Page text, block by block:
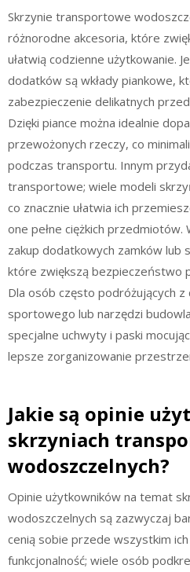
Skrzynie transportowe
różnorodne akcesoria, które
ułatwią codzienne użytkowanie.
dodatków są wkłady piankowe,
zabezpieczenie delikatnych
Dzięki piance można idealnie
przewożonych rzeczy, co
podczas transportu. Innym
transportowe; wiele modeli
co znacznie ułatwia ich
one pełne ciężkich
zakup dodatkowych zamków lub
które zwiększą bezpieczeństwo
Dla osób często podróżujących z
sportowego lub narzędzi
specjalne uchwyty i paski
lepsze zorganizowanie
Jakie są opinie
skrzyniach
wodoszczelnych?
Opinie użytkowników na temat
wodoszczelnych są zazwyczaj
cenią sobie przede wszystkim
funkcjonalność; wiele osób